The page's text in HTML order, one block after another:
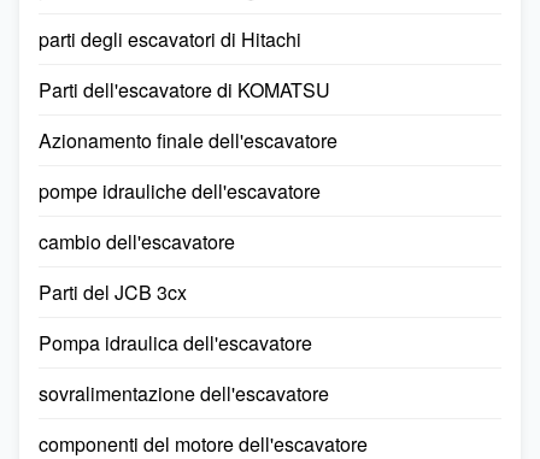
parti degli escavatori di Hitachi
Parti dell'escavatore di KOMATSU
Azionamento finale dell'escavatore
pompe idrauliche dell'escavatore
cambio dell'escavatore
Parti del JCB 3cx
Pompa idraulica dell'escavatore
sovralimentazione dell'escavatore
componenti del motore dell'escavatore